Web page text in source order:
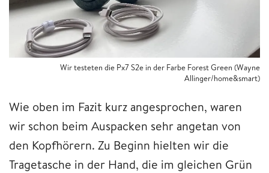
Wir testeten die Px7 S2e in der Farbe Forest Green (Wayne
Allinger/home&smart)
Wie oben im Fazit kurz angesprochen, waren
wir schon beim Auspacken sehr angetan von
den Kopfhörern. Zu Beginn hielten wir die
Tragetasche in der Hand, die im gleichen Grün